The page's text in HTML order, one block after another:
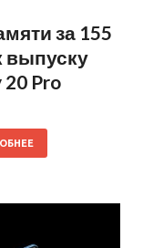
за 155
выпуску
Pro